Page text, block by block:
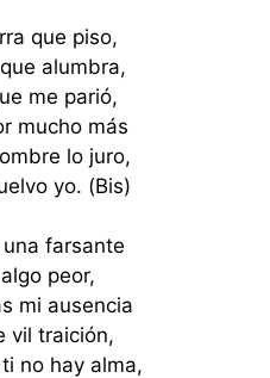
que piso,
alumbra,
me parió,
mucho más
lo juro,
yo. (Bis)
farsante
peor,
mi ausencia
vil traición,
no hay alma,